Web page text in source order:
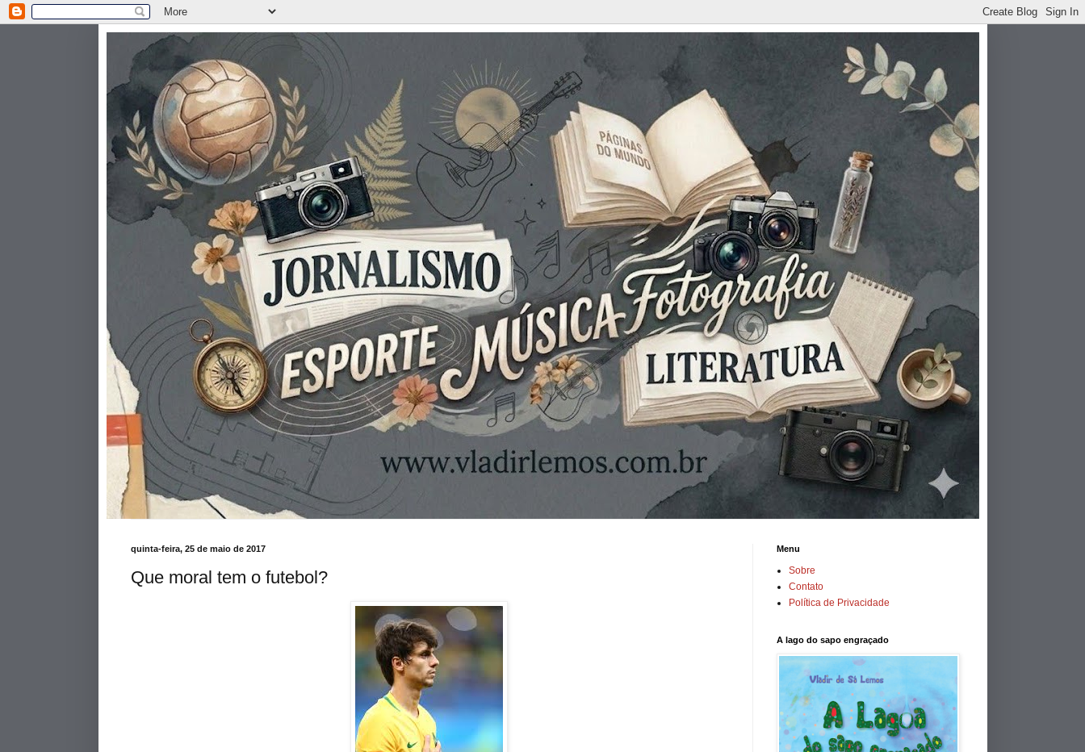
quinta-feira, 25 de maio de 2017
Que moral tem o futebol?
Menu
Sobre
Contato
Política de Privacidade
A lago do sapo engraçado